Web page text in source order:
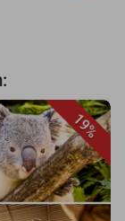
19%